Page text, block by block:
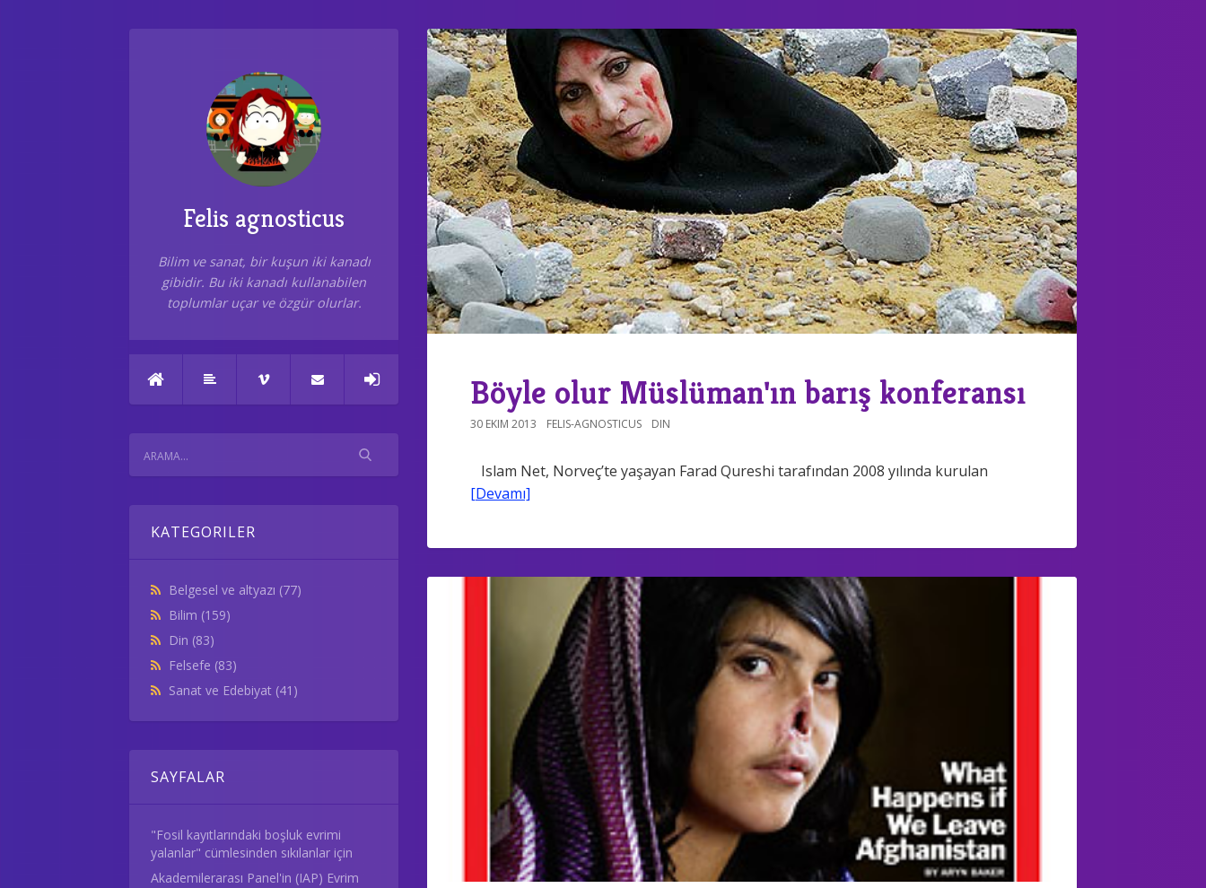
Felis agnosticus
Bilim ve sanat, bir kuşun iki kanadı
gibidir. Bu iki kanadı kullanabilen
toplumlar uçar ve özgür olurlar.
KATEGORILER
Belgesel ve altyazı (77)
Bilim (159)
Din (83)
Felsefe (83)
Sanat ve Edebiyat (41)
SAYFALAR
"Fosil kayıtlarındaki boşluk evrimi
yalanlar" cümlesinden sıkılanlar için
Akademilerarası Panel'in (IAP) Evrim
Böyle olur Müslüman'ın barış konferansı
30 EKIM 2013 FELIS-AGNOSTICUS DIN
Islam Net, Norveç’te yaşayan Farad Qureshi tarafından 2008 yılında kurulan
[Devamı]